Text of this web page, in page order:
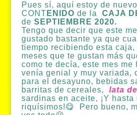
Pues sí, aquí estoy de
CONT ENIDO de la CAJA
de SEPTIEMBRE 2020.
Tengo que decir que este
gustado bastante ya que
tiempo recibiendo esta caja,
meses que te gustan más
como te decía, este mes me
venía genial y muy variada,
para el desayuno, bebidas
barritas de cereales,
lata
sardinas en aceite, ¡Y hasta
riquísimos!😋 Pero bueno,